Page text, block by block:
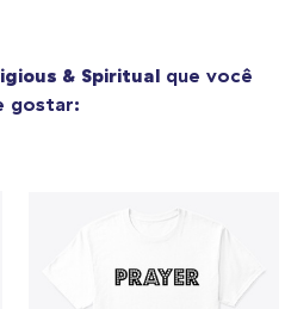
& Spiritual que você
gostar: